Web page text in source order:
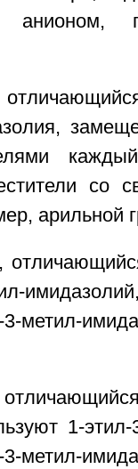
со
арильной
метил-
1-
метил-